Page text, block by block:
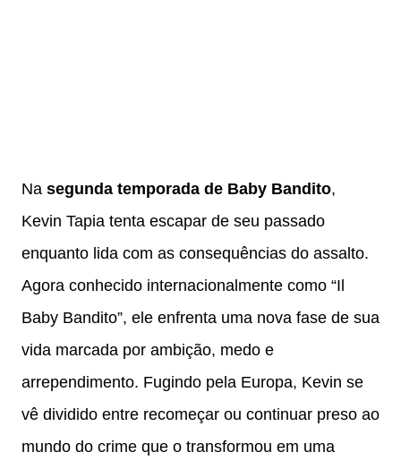
Na segunda temporada de Baby Bandito,
Kevin Tapia tenta escapar de seu passado
enquanto lida com as consequências do assalto.
Agora conhecido internacionalmente como “Il
Baby Bandito”, ele enfrenta uma nova fase de sua
vida marcada por ambição, medo e
arrependimento. Fugindo pela Europa, Kevin se
vê dividido entre recomeçar ou continuar preso ao
mundo do crime que o transformou em uma